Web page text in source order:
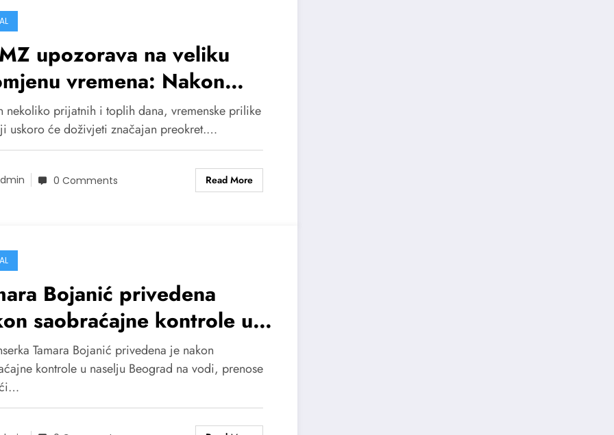
upozorava na veliku
vremena: Nakon
talasa stižu pljuskovi i
nekoliko prijatnih i toplih dana, vremenske prilike
uskoro će doživjeti značajan preokret.…
0 Comments Read More
Bojanić privedena
saobraćajne kontrole u
Policija sprovela
proceduru
Tamara Bojanić privedena je nakon
kontrole u naselju Beograd na vodi, prenose